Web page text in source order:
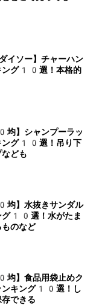
ソー】チャーハン
ング10選！本格的
】シャンプーラッ
ング10選！吊り下
ども
】水抜きサンダル
グ10選！水がたま
のなど
】食品用袋止めク
ンキング10選！し
できる